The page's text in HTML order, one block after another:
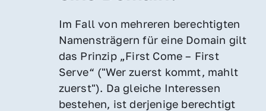
Im Fall von mehreren berechtigten
Namensträgern für eine Domain gilt
das Prinzip „First Come – First
Serve“ ("Wer zuerst kommt, mahlt
zuerst"). Da gleiche Interessen
bestehen, ist derjenige berechtigt